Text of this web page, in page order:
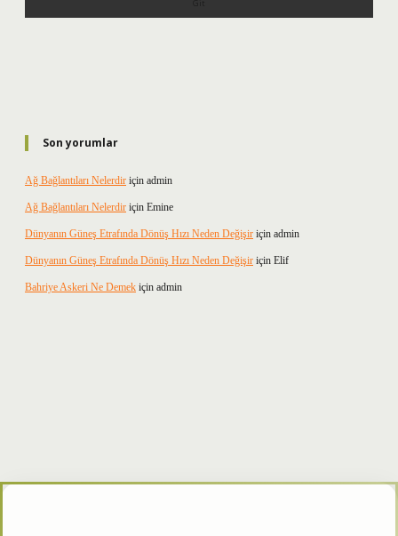
Son yorumlar
Ağ Bağlantıları Nelerdir için admin
Ağ Bağlantıları Nelerdir için Emine
Dünyanın Güneş Etrafında Dönüş Hızı Neden Değişir için admin
Dünyanın Güneş Etrafında Dönüş Hızı Neden Değişir için Elif
Bahriye Askeri Ne Demek için admin